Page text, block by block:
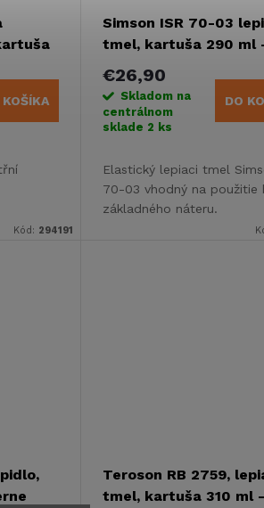
KOŠÍKA
Kód: 294191
Simson ISR 70-03
tmel, kartuša 290 ml
čierny
€26,90
Skladom na
centrálnom
sklade 2 ks
DO
Elastický lepiaci tmel
70-03 vhodný na použitie
základného náteru.
Teroson RB 2759,
tmel, kartuša 310 ml -